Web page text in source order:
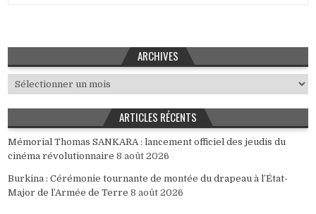
ARCHIVES
Archives
ARTICLES RÉCENTS
Mémorial Thomas SANKARA : lancement officiel des jeudis du
cinéma révolutionnaire 8 août 2026
Burkina : Cérémonie tournante de montée du drapeau à l’État-
Major de l’Armée de Terre 8 août 2026